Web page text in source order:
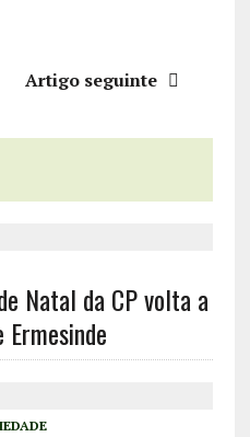
Artigo seguinte
Natal da CP volta a